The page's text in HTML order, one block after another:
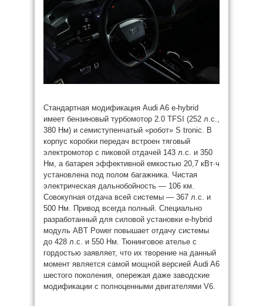
Стандартная модификация Audi A6 e-hybrid
имеет бензиновый турбомотор 2.0 TFSI (252 л.с.,
380 Нм) и семиступенчатый «робот» S tronic. В
корпус коробки передач встроен тяговый
электромотор с пиковой отдачей 143 л.с. и 350
Нм, а батарея эффективной емкостью 20,7 кВт∙ч
установлена под полом багажника. Чистая
электрическая дальнобойность — 106 км.
Совокупная отдача всей системы — 367 л.с. и
500 Нм. Привод всегда полный. Специально
разработанный для силовой установки e-hybrid
модуль ABT Power повышает отдачу системы
до 428 л.с. и 550 Нм. Тюнинговое ателье с
гордостью заявляет, что их творение на данный
момент является самой мощной версией Audi A6
шестого поколения, опережая даже заводские
модификации с полноценными двигателями V6.